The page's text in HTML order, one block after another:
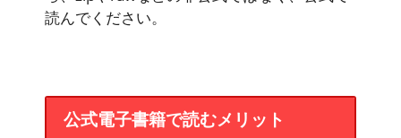
読んでください。
公式電子書籍で読むメリット